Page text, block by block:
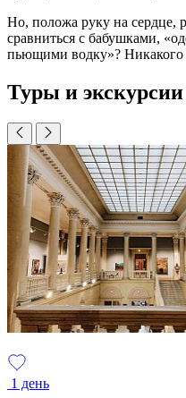
Но, положа руку на сердце,
сравниться с бабушками,
пьющими водку»? Никакого
Туры и экскурсии
1 день